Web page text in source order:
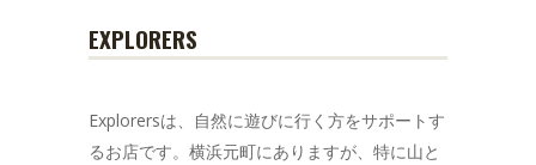
EXPLORERS
Explorersは、自然に遊びに行く方をサポートす
るお店です。横浜元町にありますが、特に山と